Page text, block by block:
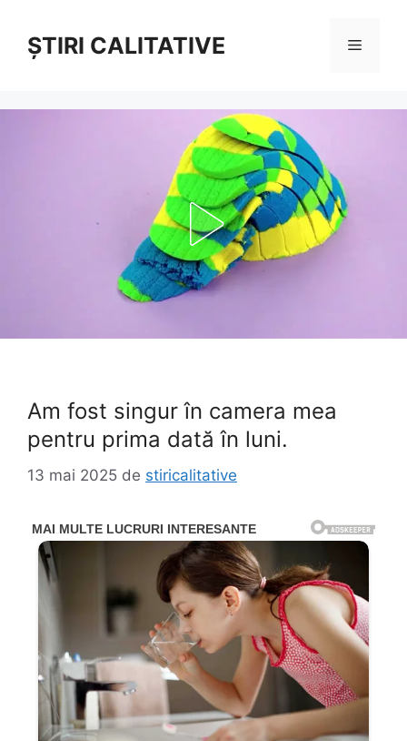
conținutȘTIRI CALITATIVE Meniu
Am fost singur în camera mea
pentru prima dată în luni.
13 mai 2025 de stiricalitative